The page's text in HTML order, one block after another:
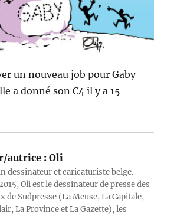
un nouveau job pour Gaby
a donné son C4 il y a 15
autrice : Oli
dessinateur et caricaturiste belge.
Oli est le dessinateur de presse des
de Sudpresse (La Meuse, La Capitale,
La Province et La Gazette), les